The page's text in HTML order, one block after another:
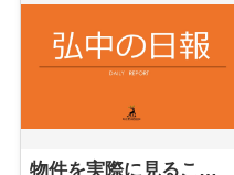
物件を実際に見ることができる内覧会